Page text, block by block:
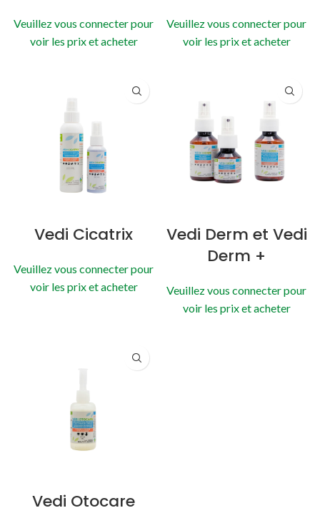
Veuillez vous connecter pour
voir les prix et acheter
Veuillez vous connecter pour
voir les prix et acheter
Vedi Cicatrix
Veuillez vous connecter pour
voir les prix et acheter
Vedi Derm et Vedi
Derm +
Veuillez vous connecter pour
voir les prix et acheter
Vedi Otocare